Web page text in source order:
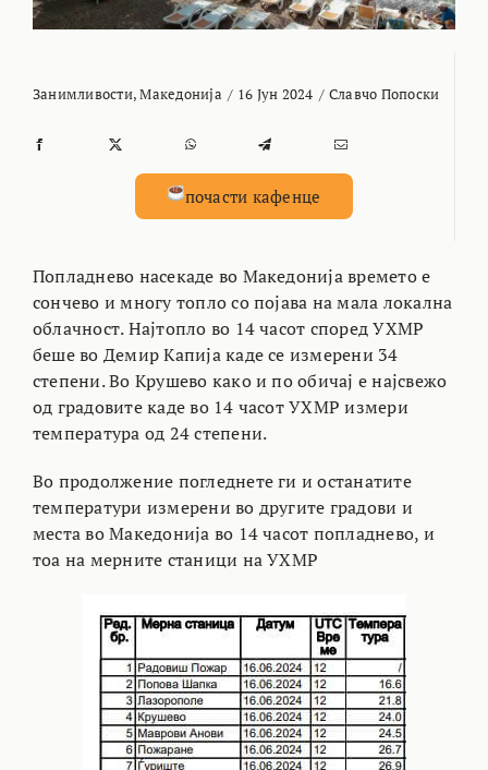
Занимливости,Македонија / 16 Јун 2024 / Славчо Попоски
почасти кафенце
Попладнево насекаде во Македонија времето е
сончево и многу топло со појава на мала локална
облачност. Најтопло во 14 часот според УХМР
беше во Демир Капија каде се измерени 34
степени. Во Крушево како и по обичај е најсвежо
од градовите каде во 14 часот УХМР измери
температура од 24 степени.
Во продолжение погледнете ги и останатите
температури измерени во другите градови и
места во Македонија во 14 часот попладнево, и
тоа на мерните станици на УХМР